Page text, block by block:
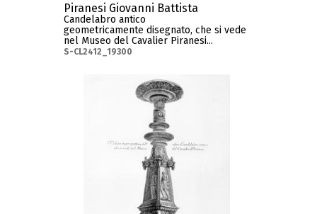
Piranesi Giovanni Battista
Candelabro antico
geometricamente disegnato, che si vede
nel Museo del Cavalier Piranesi...
S-CL2412_19300